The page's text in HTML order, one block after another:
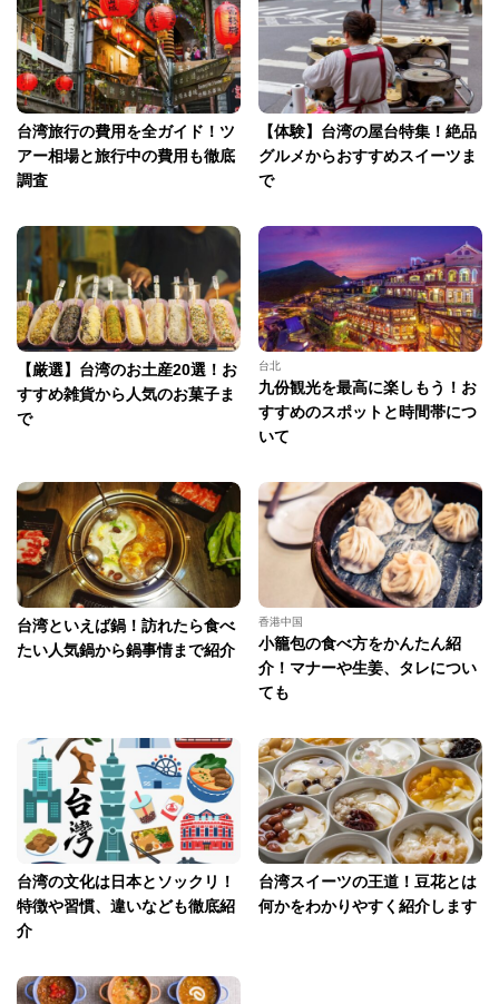
台湾旅行の費用を全ガイド！ツ
アー相場と旅行中の費用も徹底
調査
【体験】台湾の屋台特集！絶品
グルメからおすすめスイーツま
で
【厳選】台湾のお土産20選！お
すすめ雑貨から人気のお菓子ま
で
台北
九份観光を最高に楽しもう！お
すすめのスポットと時間帯につ
いて
台湾といえば鍋！訪れたら食べ
たい人気鍋から鍋事情まで紹介
香港中国
小籠包の食べ方をかんたん紹
介！マナーや生姜、タレについ
ても
台湾の文化は日本とソックリ！
特徴や習慣、違いなども徹底紹
介
台湾スイーツの王道！豆花とは
何かをわかりやすく紹介します